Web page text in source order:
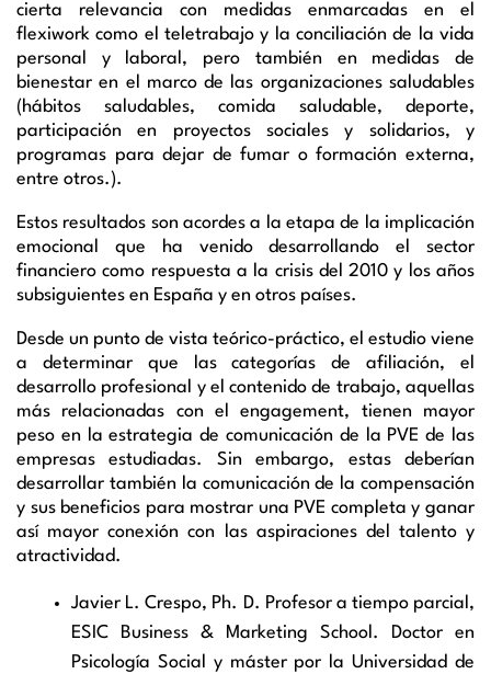
cierta relevancia con medidas enmarcadas en el
flexiwork como el teletrabajo y la conciliación de la vida
personal y laboral, pero también en medidas de
bienestar en el marco de las organizaciones saludables
(hábitos saludables, comida saludable, deporte,
participación en proyectos sociales y solidarios, y
programas para dejar de fumar o formación externa,
entre otros.).
Estos resultados son acordes a la etapa de la implicación
emocional que ha venido desarrollando el sector
financiero como respuesta a la crisis del 2010 y los años
subsiguientes en España y en otros países.
Desde un punto de vista teórico-práctico, el estudio viene
a determinar que las categorías de afiliación, el
desarrollo profesional y el contenido de trabajo, aquellas
más relacionadas con elengagement, tienen mayor
peso en la estrategia de comunicación de la PVE de las
empresas estudiadas. Sin embargo, estas deberían
desarrollar también la comunicación de la compensación
y sus beneficios para mostrar una PVE completa y ganar
así mayor conexión con las aspiraciones del talento y
atractividad.
Javier L. Crespo, Ph. D. Profesor a tiempo parcial,
ESIC Business & Marketing School .
Doctor en
Psicología Social y máster por la Universidad de